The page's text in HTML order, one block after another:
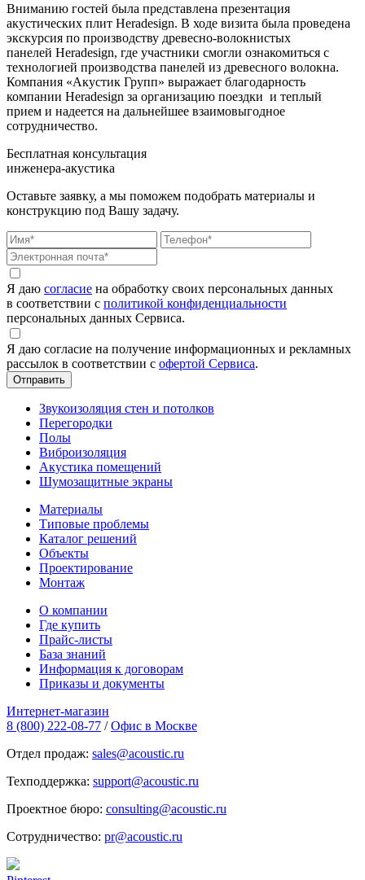
Вниманию гостей была представлена презентация
акустических плит Heradesign. В ходе визита была проведена
экскурсия по производству древесно-волокниcтых
панелей Heradesign, где участники смогли ознакомиться с
технологией производства панелей из древесного волокна.
Компания «Акустик Групп» выражает благодарность
компании Heradesign за организацию поездки и теплый
прием и надеется на дальнейшее взаимовыгодное
сотрудничество.
Бесплатная консультация
инженера-акустика
Оставьте заявку, а мы поможем подобрать материалы и
конструкцию под Вашу задачу.
Я даю согласие на обработку своих персональных данных
в соответствии с политикой конфиденциальности
персональных данных Сервиса.
Я даю согласие на получение информационных и рекламных
рассылок в соответствии с офертой Сервиса.
Звукоизоляция стен и потолков
Перегородки
Полы
Виброизоляция
Акустика помещений
Шумозащитные экраны
Материалы
Типовые проблемы
Каталог решений
Объекты
Проектирование
Монтаж
О компании
Где купить
Прайс-листы
База знаний
Информация к договорам
Приказы и документы
Интернет-магазин
8 (800) 222-08-77 / Офис в Москве
Отдел продаж: sales@acoustic.ru
Техподдержка: support@acoustic.ru
Проектное бюро: consulting@acoustic.ru
Сотрудничество: pr@acoustic.ru